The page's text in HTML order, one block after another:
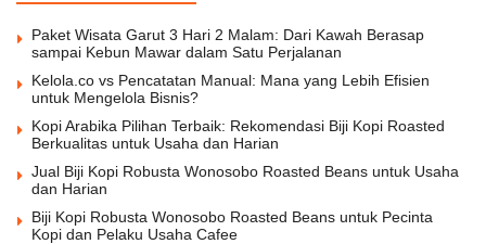
Paket Wisata Garut 3 Hari 2 Malam: Dari Kawah Berasap
sampai Kebun Mawar dalam Satu Perjalanan
Kelola.co vs Pencatatan Manual: Mana yang Lebih Efisien
untuk Mengelola Bisnis?
Kopi Arabika Pilihan Terbaik: Rekomendasi Biji Kopi Roasted
Berkualitas untuk Usaha dan Harian
Jual Biji Kopi Robusta Wonosobo Roasted Beans untuk Usaha
dan Harian
Biji Kopi Robusta Wonosobo Roasted Beans untuk Pecinta
Kopi dan Pelaku Usaha Cafee